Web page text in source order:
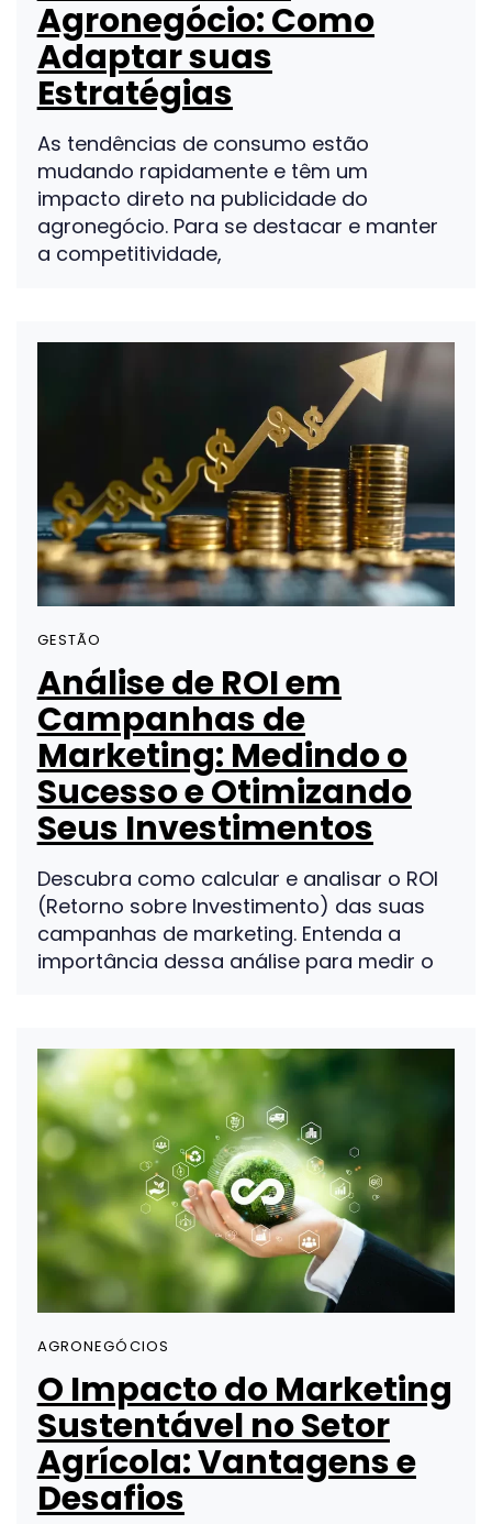
Agronegócio: Como
Adaptar suas
Estratégias
As tendências de consumo estão
mudando rapidamente e têm um
impacto direto na publicidade do
agronegócio. Para se destacar e manter
a competitividade,
GESTÃO
Análise de ROI em
Campanhas de
Marketing: Medindo o
Sucesso e Otimizando
Seus Investimentos
Descubra como calcular e analisar o ROI
(Retorno sobre Investimento) das suas
campanhas de marketing. Entenda a
importância dessa análise para medir o
AGRONEGÓCIOS
O Impacto do Marketing
Sustentável no Setor
Agrícola: Vantagens e
Desafios